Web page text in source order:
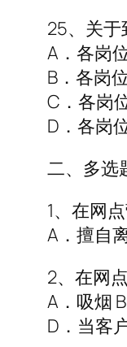
25、关于
A．各岗
B．各岗
C．各岗
D．各岗
二、多选
1、在网
A．擅自
2、在网
A．吸烟
D．当客